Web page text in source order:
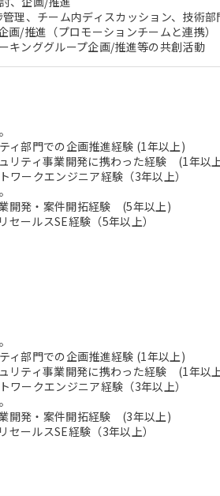
理、チーム内ディスカッション、技術
/推進（プロモーションチームと連携）
キンググループ企画/推進等の共創活動
ィ部門での企画推進経験 (1年以上)
リティ事業開発に携わった経験 (1年以
ークエンジニア経験（3年以上）
開発・案件開拓経験 (5年以上)
ールスSE経験（5年以上）
ィ部門での企画推進経験 (1年以上)
リティ事業開発に携わった経験 (1年以
ークエンジニア経験（3年以上）
開発・案件開拓経験 (3年以上)
ールスSE経験（3年以上）